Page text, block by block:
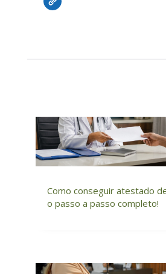
Como conseguir atestado
o passo a passo completo!